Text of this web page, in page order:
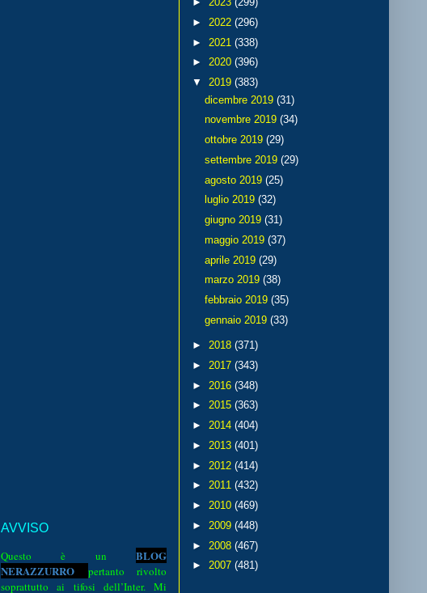
AVVISO
Questo è un BLOG
NERAZZURRO pertanto rivolto
soprattutto ai tifosi dell’Inter. Mi
► 2022 (296)
► 2021 (338)
► 2020 (396)
▼ 2019 (383)
dicembre 2019 (31)
novembre 2019 (34)
ottobre 2019 (29)
settembre 2019 (29)
agosto 2019 (25)
luglio 2019 (32)
giugno 2019 (31)
maggio 2019 (37)
aprile 2019 (29)
marzo 2019 (38)
febbraio 2019 (35)
gennaio 2019 (33)
► 2018 (371)
► 2017 (343)
► 2016 (348)
► 2015 (363)
► 2014 (404)
► 2013 (401)
► 2012 (414)
► 2011 (432)
► 2010 (469)
► 2009 (448)
► 2008 (467)
► 2007 (481)